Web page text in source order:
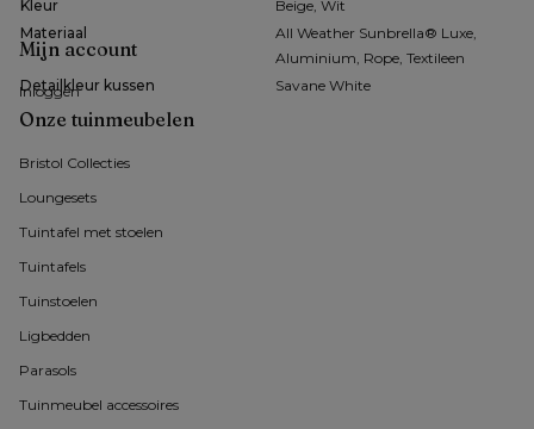
Kleur
Beige, Wit
Materiaal
All Weather Sunbrella® Luxe,
Aluminium, Rope, Textileen
Detailkleur kussen
Savane White
Onze tuinmeubelen
Bristol Collecties
Loungesets
Tuintafel met stoelen
Tuintafels
Tuinstoelen
Ligbedden
Parasols
Tuinmeubel accessoires
Mijn account
Inloggen